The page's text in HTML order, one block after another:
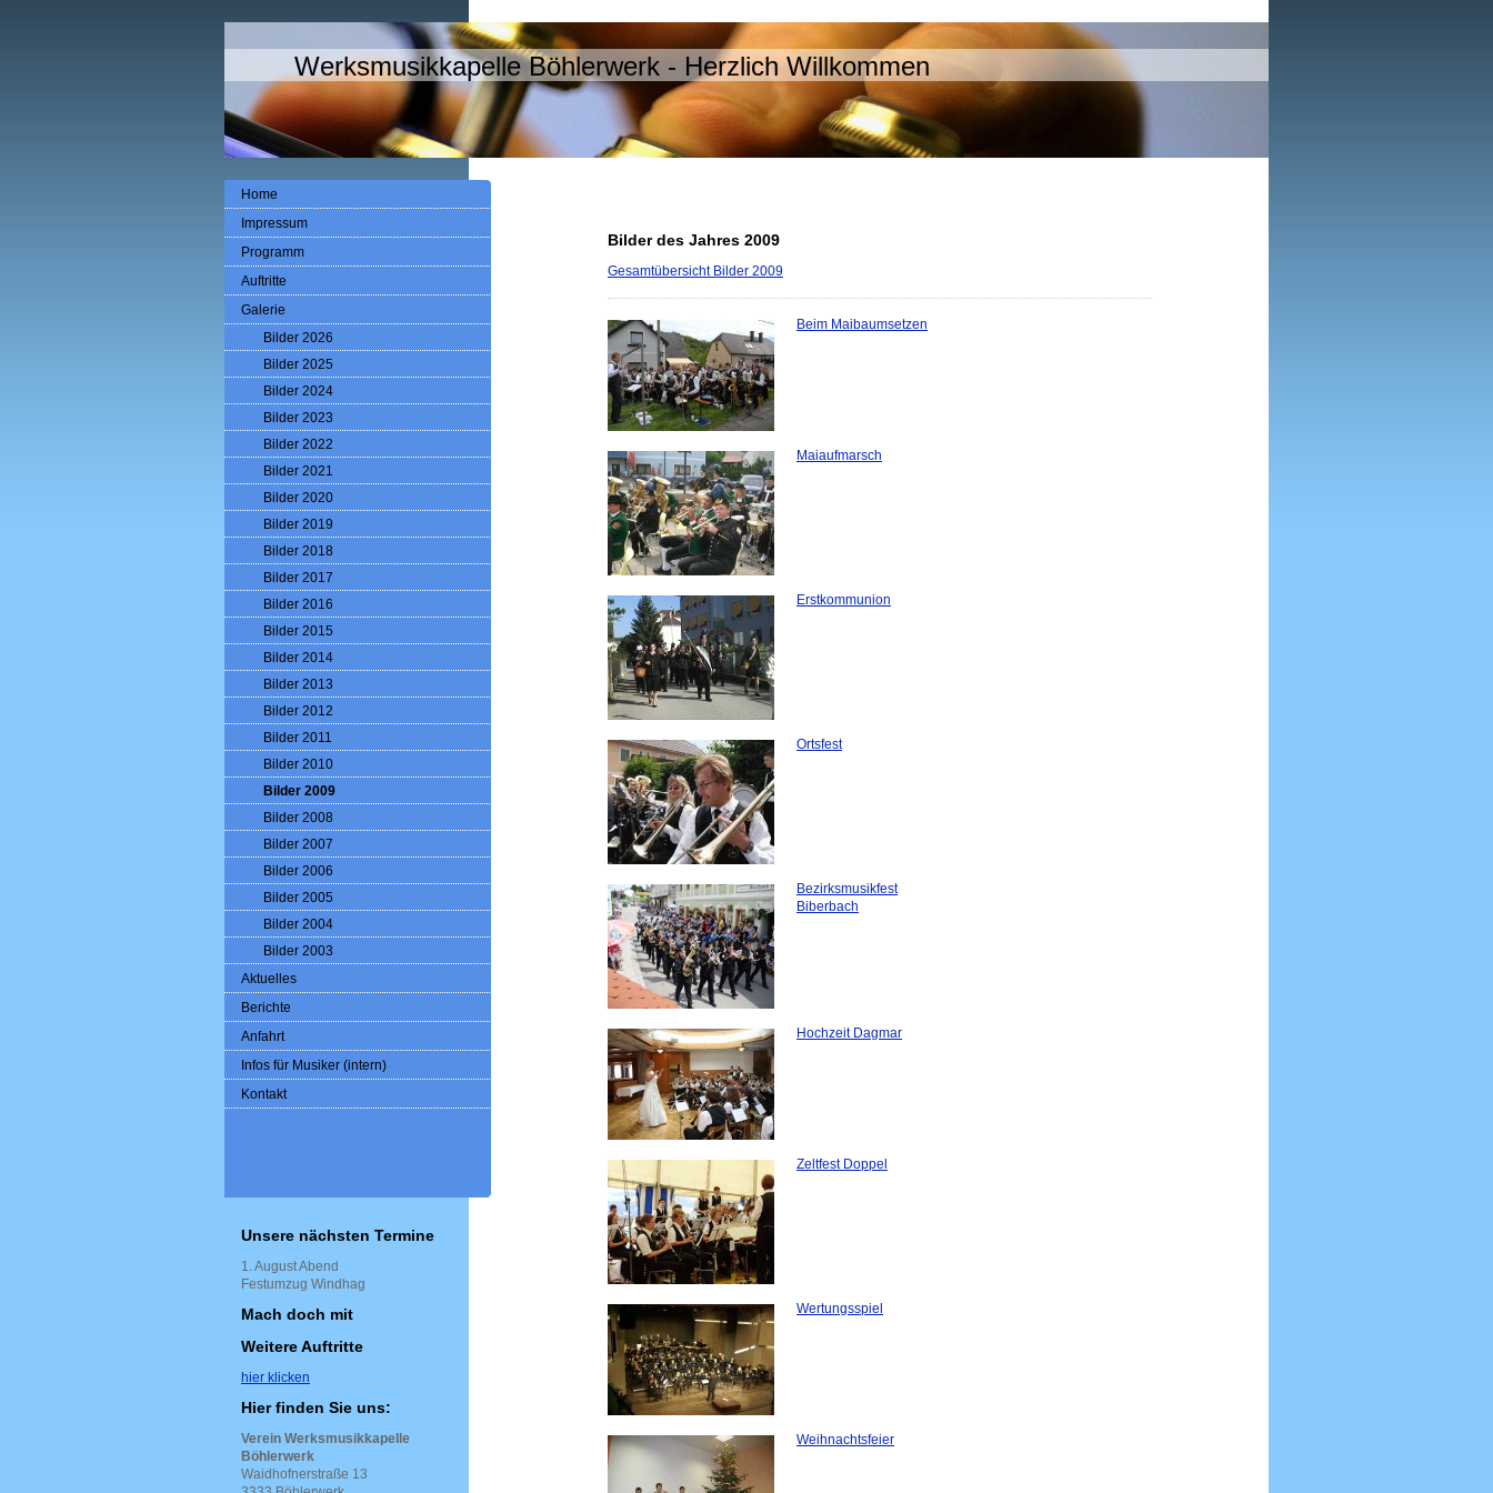
Werksmusikkapelle Böhlerwerk - Herzlich Willkommen
Bilder des Jahres 2009
Gesamtübersicht Bilder 2009
Beim Maibaumsetzen
Maiaufmarsch
Erstkommunion
Ortsfest
Bezirksmusikfest
Biberbach
Hochzeit Dagmar
Zeltfest Doppel
Wertungsspiel
Weihnachtsfeier
Home
Impressum
Programm
Auftritte
Galerie
Bilder 2026
Bilder 2025
Bilder 2024
Bilder 2023
Bilder 2022
Bilder 2021
Bilder 2020
Bilder 2019
Bilder 2018
Bilder 2017
Bilder 2016
Bilder 2015
Bilder 2014
Bilder 2013
Bilder 2012
Bilder 2011
Bilder 2010
Bilder 2009
Bilder 2008
Bilder 2007
Bilder 2006
Bilder 2005
Bilder 2004
Bilder 2003
Aktuelles
Berichte
Anfahrt
Infos für Musiker (intern)
Kontakt
Unsere nächsten Termine
1. August Abend
Festumzug Windhag
Mach doch mit
Weitere Auftritte
hier klicken
Hier finden Sie uns:
Verein Werksmusikkapelle
Böhlerwerk
Waidhofnerstraße 13